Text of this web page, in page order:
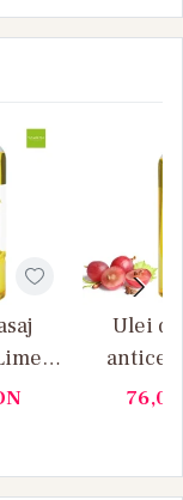
-
Ulei
76,00